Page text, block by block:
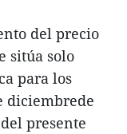
del precio
sitúa solo
para los
diciembrede
presente